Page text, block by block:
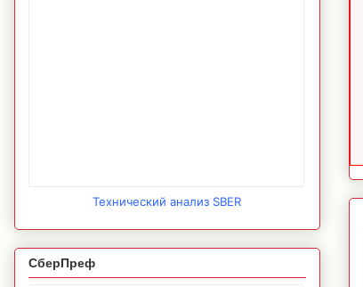
Технический анализ SBER
СберПреф